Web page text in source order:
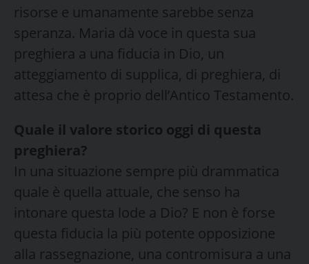
risorse e umanamente sarebbe senza
speranza. Maria dà voce in questa sua
preghiera a una fiducia in Dio, un
atteggiamento di supplica, di preghiera, di
attesa che è proprio dell’Antico Testamento.
Quale il valore storico oggi di questa
preghiera?
In una situazione sempre più drammatica
quale è quella attuale, che senso ha
intonare questa lode a Dio? E non è forse
questa fiducia la più potente opposizione
alla rassegnazione, una contromisura a una